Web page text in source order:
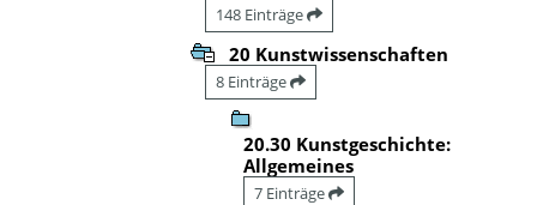
148 Einträge
20 Kunstwissenschaften
8 Einträge
20.30 Kunstgeschichte:
Allgemeines
7 Einträge